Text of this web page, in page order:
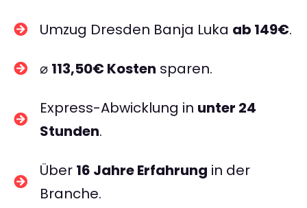
Umzug Dresden Banja Luka ab 149€.
⌀ 113,50€ Kosten sparen.
Express-Abwicklung in unter 24
Stunden.
Über 16 Jahre Erfahrung in der
Branche.